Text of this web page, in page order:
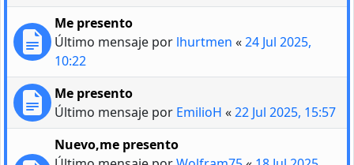
Me presento
Último mensaje por lhurtmen «24 Jul 2025,
10:22
Me presento
Último mensaje por EmilioH «22 Jul 2025, 15:57
Nuevo,me presento